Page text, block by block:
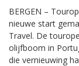
BERGEN –
nieuwe start
Travel. De
olijfboom in
die vernieuwing